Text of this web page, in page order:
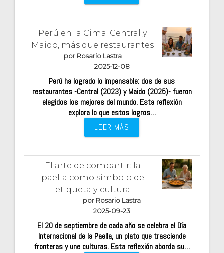
Perú en la Cima: Central y
Maido, más que restaurantes
por Rosario Lastra
2025-12-08
Perú ha logrado lo impensable: dos de sus
restaurantes -Central (2023) y Maido (2025)- fueron
elegidos los mejores del mundo. Esta reflexión
explora lo que estos logros…
LEER MÁS
El arte de compartir: la
paella como símbolo de
etiqueta y cultura
por Rosario Lastra
2025-09-23
El 20 de septiembre de cada año se celebra el Día
Internacional de la Paella, un plato que trasciende
fronteras y une culturas. Esta reflexión aborda su…